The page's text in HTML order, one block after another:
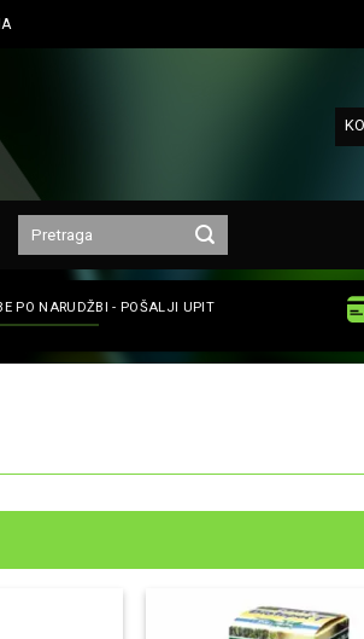
PO NARUDŽBI - POŠALJI UPIT